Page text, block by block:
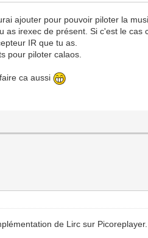
ajouter pour pouvoir piloter la
irexec de présent. Si c'est le
IR que tu as.
pour piloter calaos.
ca aussi
de Lirc sur